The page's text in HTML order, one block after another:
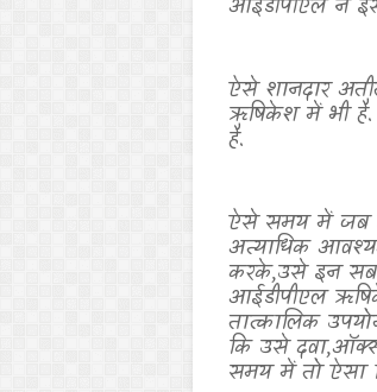
आईडीपीएल ने
ऐसे शानदार
ऋषिकेश में भी
है.
ऐसे समय में जब
अत्याधिक
करके,उसे इन सब
आईडीपीएल
तात्कालिक
कि उसे दवा,
समय में तो ऐसा